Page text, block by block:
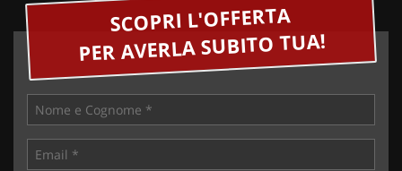
SCOPRI L'OFFERTA
PER AVERLA SUBITO TUA!